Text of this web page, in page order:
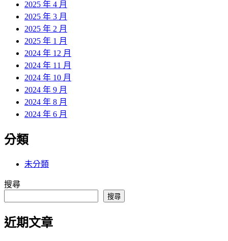
2025 年 4 月
2025 年 3 月
2025 年 2 月
2025 年 1 月
2024 年 12 月
2024 年 11 月
2024 年 10 月
2024 年 9 月
2024 年 8 月
2024 年 6 月
分類
未分類
搜尋
搜尋
近期文章